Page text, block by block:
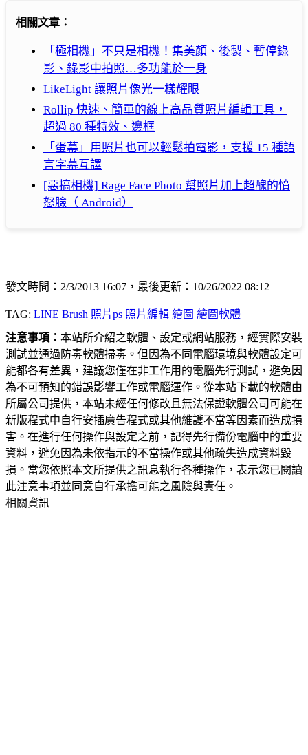
相關文章：
「極相機」不只是相機！集美顏、後製、暫停錄
影、錄影中拍照…多功能於一身
LikeLight 讓照片像光一樣耀眼
Rollip 快速、簡單的線上高品質照片編輯工具，
超過 80 種特效、邊框
「蛋幕」用照片也可以輕鬆拍電影，支援 15 種語
言字幕互譯
[惡搞相機] Rage Face Photo 幫照片加上超醜的憤
怒臉（ Android）
發文時間：2/3/2013 16:07，最後更新：10/26/2022 08:12
TAG: LINE Brush 照片ps 照片編輯 繪圖 繪圖軟體
注意事項： 本站所介紹之軟體、設定或網站服務，經實際安裝
測試並通過防毒軟體掃毒。但因為不同電腦環境與軟體設定可
能都各有差異，建議您僅在非工作用的電腦先行測試，避免因
為不可預知的錯誤影響工作或電腦運作。從本站下載的軟體由
所屬公司提供，本站未經任何修改且無法保證軟體公司可能在
新版程式中自行安插廣告程式或其他維護不當等因素而造成損
害。在進行任何操作與設定之前，記得先行備份電腦中的重要
資料，避免因為未依指示的不當操作或其他疏失造成資料毀
損。當您依照本文所提供之訊息執行各種操作，表示您已閱讀
此注意事項並同意自行承擔可能之風險與責任。
相關資訊